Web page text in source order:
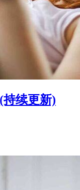
续更新)